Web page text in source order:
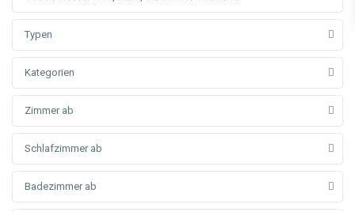
Typen
Kategorien
Zimmer ab
Schlafzimmer ab
Badezimmer ab